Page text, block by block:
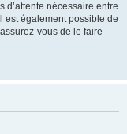
d’attente nécessaire entre
est également possible de
vous de le faire